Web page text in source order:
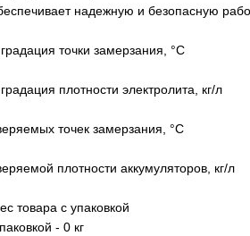
надежную и безопасную
точки замерзания, °С
плотности электролита, кг/л
точек замерзания, °С
плотности аккумуляторов, кг/л
товара с упаковкой
- 0 кг